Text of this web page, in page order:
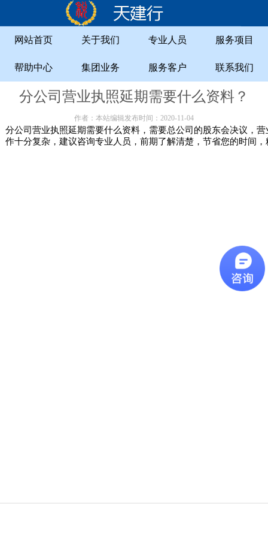
网站首页 关于我们 专业人员 服务项目
帮助中心 集团业务 服务客户 联系我们
分公司营业执照延期需要什么资料？
作者：本站编辑发布时间：2020-11-04
分公司营业执照延期需要什么资料，需要总公司的股东会决议，
作十分复杂，建议咨询专业人员，前期了解清楚，节省您的时间